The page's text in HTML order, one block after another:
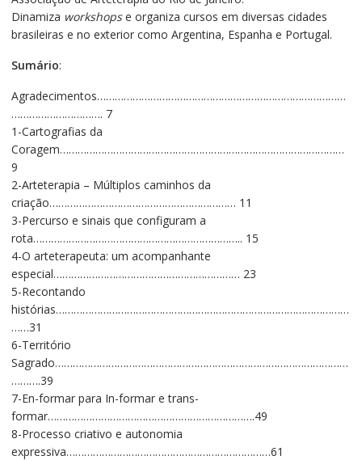
Dinamiza workshopse organiza cursos em diversas cidades
brasileiras e no exterior como Argentina, Espanha e Portugal.
Sumário:
Agradecimentos…………………………………………………………………………
…………………………. 7
1-Cartografias da
Coragem……………………………………………………………………………………
9
2-Arteterapia – Múltiplos caminhos da
criação……………………………………………………… 11
3-Percurso e sinais que configuram a
rota…………………………………………………………….. 15
4-O arteterapeuta: um acompanhante
especial……………………………………………………… 23
5-Recontando
histórias………………………………………………………………………………………
……31
6-Território
Sagrado………………………………………………………………………………………
……….39
7-En-formar para In-formar e trans-
formar…………………………………………………………….49
8-Processo criativo e autonomia
expressiva……………………………………………………………61